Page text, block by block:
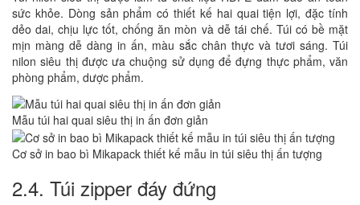
sức khỏe. Dòng sản phẩm có thiết kế hai quai tiện lợi, đặc tính
dẻo dai, chịu lực tốt, chống ăn mòn và dễ tái chế. Túi có bề mặt
mịn màng dễ dàng in ấn, màu sắc chân thực và tươi sáng. Túi
nilon siêu thị được ưa chuộng sử dụng để đựng thực phẩm, văn
phòng phẩm, dược phẩm.
Mẫu túi hai quai siêu thị in ấn đơn giản
Cơ sở in bao bì Mikapack thiết kế mẫu in túi siêu thị ấn tượng
2.4. Túi zipper đáy đứng